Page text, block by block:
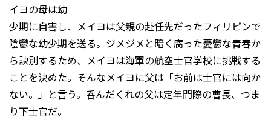
イヨの母は幼
少期に自害し、メイヨは父親の赴任先だったフィリピンで
陰鬱な幼少期を送る。ジメジメと暗く腐った憂鬱な青春か
ら訣別するため、メイヨは海軍の航空士官学校に挑戦する
ことを決めた。そんなメイヨに父は「お前は士官には向か
ない。」と言う。呑んだくれの父は定年間際の曹長、つま
り下士官だ。